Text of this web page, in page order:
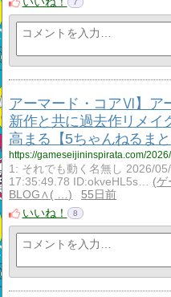
7
アーマード・コアⅥ】ア
新作と共に過去作リメイ
高まる【5ちゃんねるま
1: それでも動く名無し 2026/
17:35:49.78 ID:okveHL5s…
ゲ
BLOG∧( …
55日前
いいね！
8